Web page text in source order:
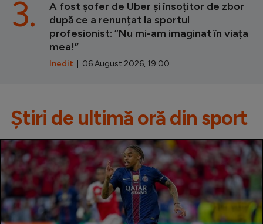
A fost șofer de Uber și însoțitor de zbor
după ce a renunțat la sportul
profesionist: ”Nu mi-am imaginat în viața
mea!”
Inedit | 06 August 2026, 19:00
3.
Știri de ultimă oră din sport